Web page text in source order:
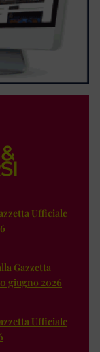
Ufficiale
Gazzetta
giugno 2026
Ufficiale